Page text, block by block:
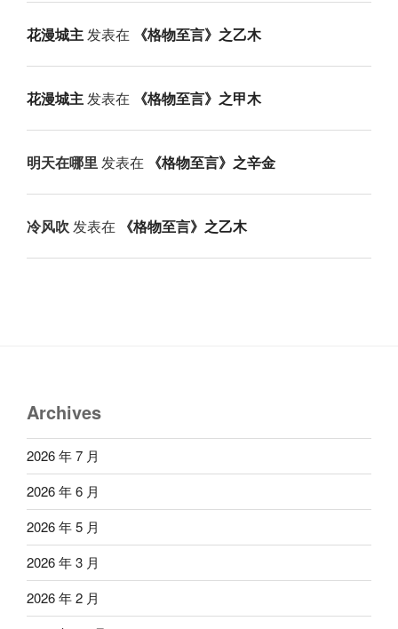
花漫城主发表在 《格物至言》之乙木
花漫城主发表在 《格物至言》之甲木
明天在哪里发表在 《格物至言》之辛金
冷风吹 发表在 《格物至言》之乙木
Archives
2026 年 7 月
2026 年 6 月
2026 年 5 月
2026 年 3 月
2026 年 2 月